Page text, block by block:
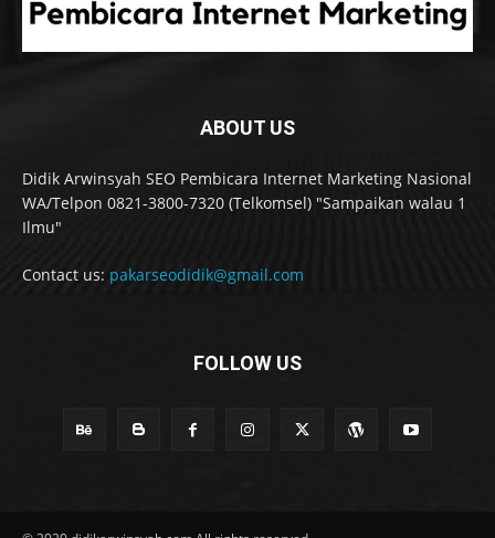
ABOUT US
Didik Arwinsyah SEO Pembicara Internet Marketing Nasional
WA/Telpon 0821-3800-7320 (Telkomsel) "Sampaikan walau 1
Ilmu"
Contact us: pakarseodidik@gmail.com
FOLLOW US